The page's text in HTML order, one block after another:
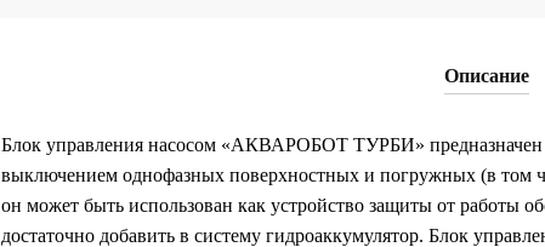
Описание
Блок управления насосом «АКВАРОБОТ ТУРБИ» предназначен
выключением однофазных поверхностных и погружных (в том
он может быть использован как устройство защиты от работы
достаточно добавить в систему гидроаккумулятор. Блок